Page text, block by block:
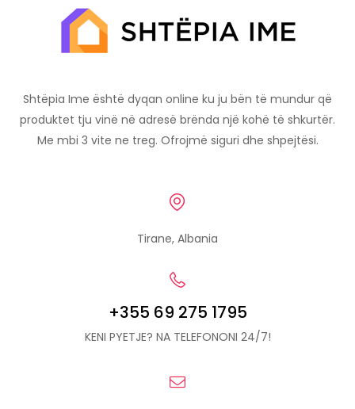
Shtëpia Ime është dyqan online ku ju bën të mundur që
produktet tju vinë në adresë brënda një kohë të shkurtër.
Me mbi 3 vite ne treg. Ofrojmë siguri dhe shpejtësi.
Tirane, Albania
+355 69 275 1795
KENI PYETJE? NA TELEFONONI 24/7!